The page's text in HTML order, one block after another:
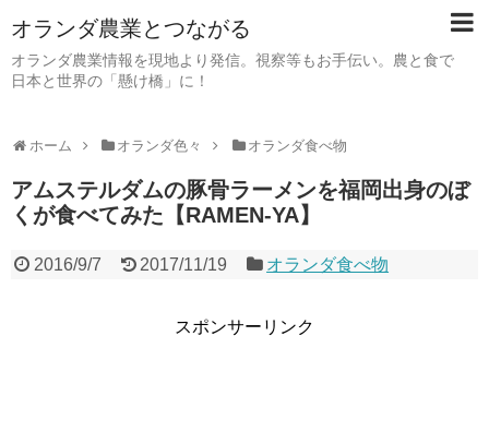
オランダ農業とつながる
オランダ農業情報を現地より発信。視察等もお手伝い。農と食で
日本と世界の「懸け橋」に！
ホーム オランダ色々 オランダ食べ物
アムステルダムの豚骨ラーメンを福岡出身のぼ
くが食べてみた【RAMEN-YA】
2016/9/7 2017/11/19 オランダ食べ物
スポンサーリンク